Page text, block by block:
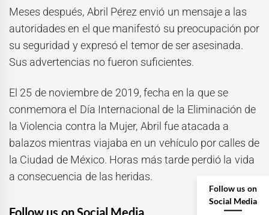
Meses después, Abril Pérez envió un mensaje a las
autoridades en el que manifestó su preocupación por
su seguridad y expresó el temor de ser asesinada.
Sus advertencias no fueron suficientes.
El 25 de noviembre de 2019, fecha en la que se
conmemora el Día Internacional de la Eliminación de
la Violencia contra la Mujer, Abril fue atacada a
balazos mientras viajaba en un vehículo por calles de
la Ciudad de México. Horas más tarde perdió la vida
a consecuencia de las heridas.
Follow us on Social Media
Follow us on
Social Media